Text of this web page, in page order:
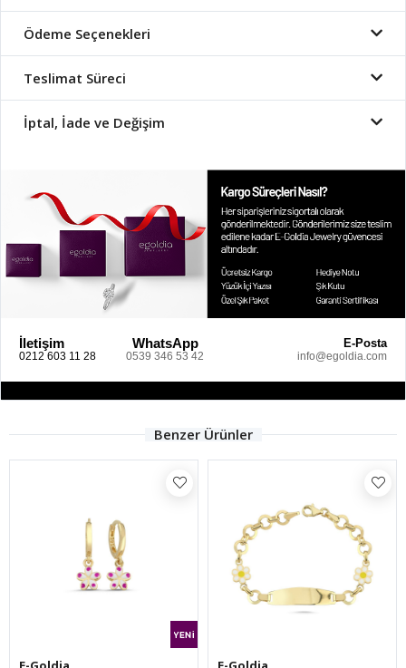
Ödeme Seçenekleri
Teslimat Süreci
İptal, İade ve Değişim
İletişim
0212 603 11 28
WhatsApp
0539 346 53 42
E-Posta
info@egoldia.com
Benzer Ürünler